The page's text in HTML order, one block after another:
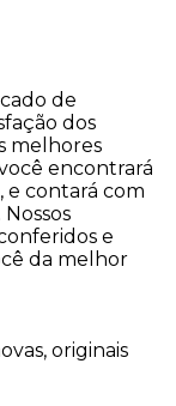
de
dos
melhores
encontrar
e contará com
e
da melhor
originais